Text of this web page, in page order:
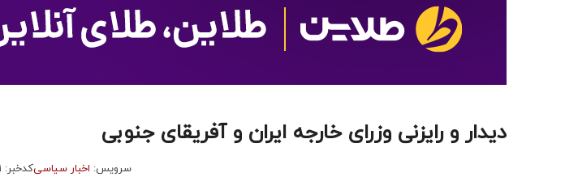
دیدار و رایزنی وزرای خارجه ایران و آفریقای جنوبی
سرویس: اخبار سیاسیکدخبر: ۷۸۵۹۰۱